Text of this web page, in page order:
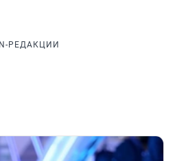
РЕДАКЦИИ